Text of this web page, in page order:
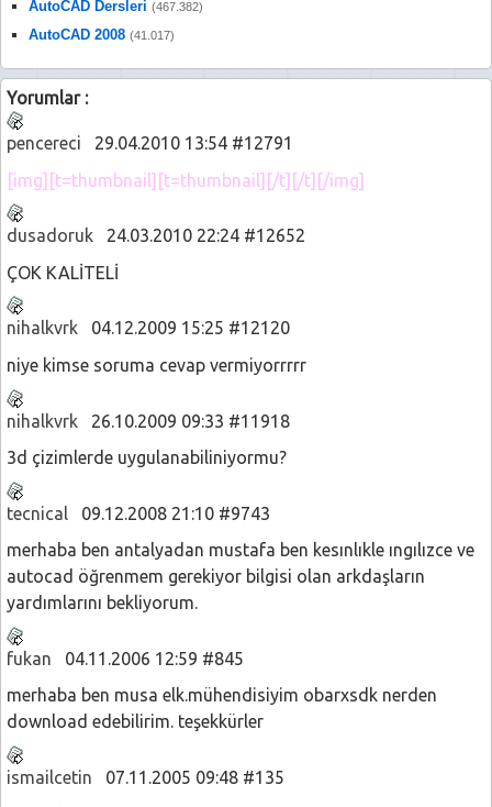
AutoCAD Dersleri (467.382)
AutoCAD 2008 (41.017)
Yorumlar :
pencereci 29.04.2010 13:54 #12791
[img][t=thumbnail][t=thumbnail][/t][/t][/img]
dusadoruk 24.03.2010 22:24 #12652
ÇOK KALİTELİ
nihalkvrk 04.12.2009 15:25 #12120
niye kimse soruma cevap vermiyorrrrr
nihalkvrk 26.10.2009 09:33 #11918
3d çizimlerde uygulanabiliniyormu?
tecnical 09.12.2008 21:10 #9743
merhaba ben antalyadan mustafa ben kesınlıkle ıngılızce ve
autocad öğrenmem gerekiyor bilgisi olan arkdaşların
yardımlarını bekliyorum.
fukan 04.11.2006 12:59 #845
merhaba ben musa elk.mühendisiyim obarxsdk nerden
download edebilirim. teşekkürler
ismailcetin 07.11.2005 09:48 #135